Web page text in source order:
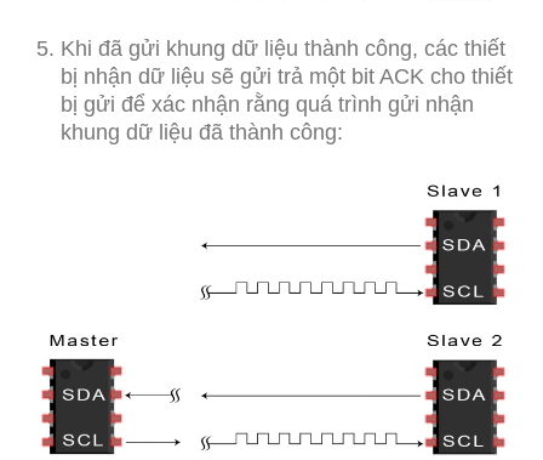
Khi đã gửi khung dữ liệu thành công, các thiết
bị nhận dữ liệu sẽ gửi trả một bit ACK cho thiết
bị gửi để xác nhận rằng quá trình gửi nhận
khung dữ liệu đã thành công: